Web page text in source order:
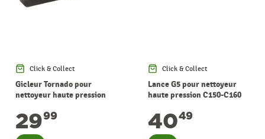
Click & Collect
Gicleur Tornado pour
nettoyeur haute pression
2999
Click & Collect
Lance G5 pour nettoyeur
haute pression C150-C160
4049